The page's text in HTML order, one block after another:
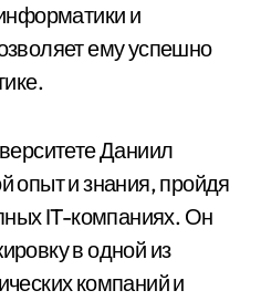
и
ему успешно
Даниил
опыт и знания, пройдя
IT-компаниях. Он
в одной из
компаний и